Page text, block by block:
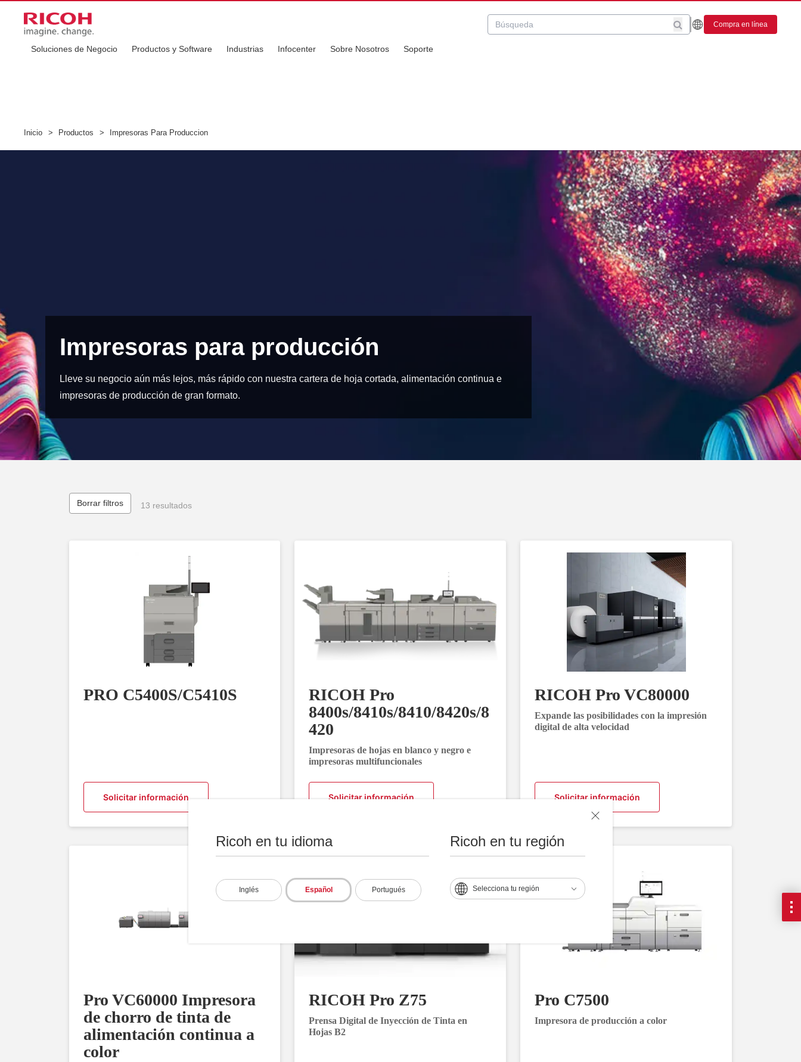
Ricoh en tu idioma
Inglés Español Portugués
Ricoh en tu región
Selecciona tu región
Compra en línea
Soluciones de Negocio Productos y Software Industrias Infocenter Sobre Nosotros Soporte
Inicio > Productos > Impresoras Para Produccion
Impresoras para producción
Lleve su negocio aún más lejos, más rápido con nuestra cartera de hoja cortada, alimentación continua e
impresoras de producción de gran formato.
Borrar filtros 13 resultados
PRO C5400S/C5410S
Solicitar información
RICOH Pro
8400s/8410s/8410/8420s/8
420
Impresoras de hojas en blanco y negro e
impresoras multifuncionales
Solicitar información
RICOH Pro VC80000
Expande las posibilidades con la impresión
digital de alta velocidad
Solicitar información
Pro VC60000 Impresora
de chorro de tinta de
alimentación continua a
color
RICOH Pro Z75
Prensa Digital de Inyección de Tinta en
Hojas B2
Pro C7500
Impresora de producción a color